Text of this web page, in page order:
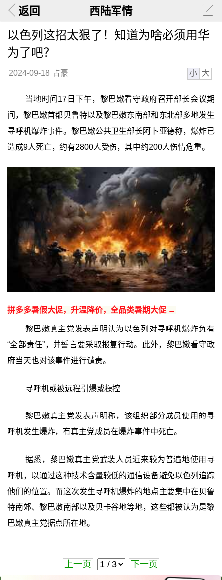
返回 西陆军情
以色列这招太狠了！知道为啥必须用华
为了吧？
2024-09-18 占豪 小 大
当地时间17日下午，黎巴嫩看守政府召开部长会议期
间，黎巴嫩首都贝鲁特以及黎巴嫩东南部和东北部多地发生
寻呼机爆炸事件。黎巴嫩公共卫生部长阿卜亚德称，爆炸已
造成9人死亡，约有2800人受伤，其中约200人伤情危重。
拼多多暑假大促，升温降价，全品类暑期大促 →
黎巴嫩真主党发表声明认为以色列对寻呼机爆炸负有
“全部责任”，并誓言要采取报复行动。此外，黎巴嫩看守政
府当天也对该事件进行谴责。
寻呼机或被远程引爆或操控
黎巴嫩真主党发表声明称，该组织部分成员使用的寻
呼机发生爆炸，有真主党成员在爆炸事件中死亡。
据悉，黎巴嫩真主党武装人员近来较为普遍地使用寻
呼机，以通过这种技术含量较低的通信设备避免以色列追踪
他们的位置。而这次发生寻呼机爆炸的地点主要集中在贝鲁
特南郊、黎巴嫩南部以及贝卡谷地等地，这些都被认为是黎
巴嫩真主党据点所在地。
上一页 下一页